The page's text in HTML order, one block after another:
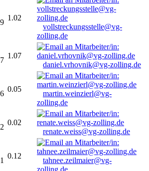
1.02
vollstreckungsstelle@vg-
zolling.de
1.07
daniel.vrhovnik@vg-zolling.de
0.05
martin.weinzierl@vg-
zolling.de
0.02
renate.weiss@vg-zolling.de
0.12
tahnee.zeilmaier@vg-